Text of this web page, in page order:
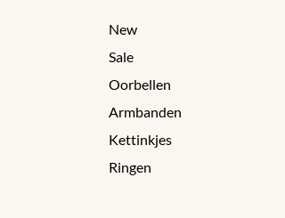
New
Sale
Oorbellen
Armbanden
Kettinkjes
Ringen